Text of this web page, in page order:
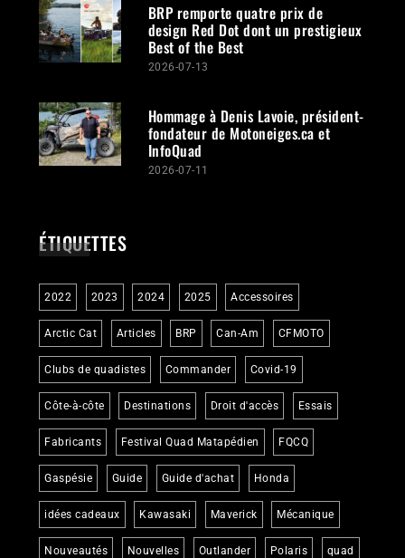
BRP remporte quatre prix de
design Red Dot dont un prestigieux
Best of the Best
2026-07-13
Hommage à Denis Lavoie, président-
fondateur de Motoneiges.ca et
InfoQuad
2026-07-11
ÉTIQUETTES
2022 2023 2024 2025 Accessoires
Arctic Cat Articles BRP Can-Am CFMOTO
Clubs de quadistes Commander Covid-19
Côte-à-côte Destinations Droit d'accès Essais
Fabricants Festival Quad Matapédien FQCQ
Gaspésie Guide Guide d'achat Honda
idées cadeaux Kawasaki Maverick Mécanique
Nouveautés Nouvelles Outlander Polaris quad